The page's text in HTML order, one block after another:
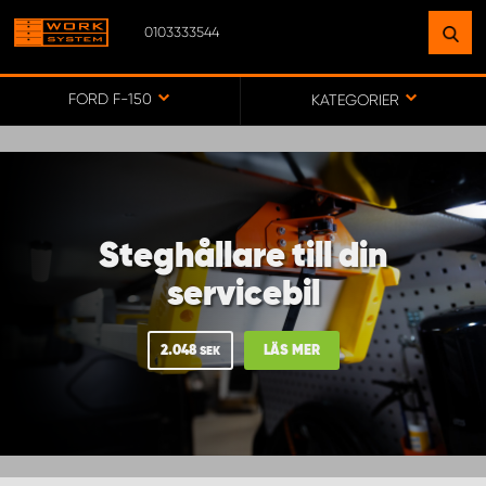
0103333544
FORD F-150 KATEGORIER
Steghållare till din
servicebil
2.048 SEK LÄS MER
HITTA EN ANLÄGGNING
NÄRA DIG
GÅ TILL KARTA
WORK SYSTEM SVERIGE
WORK SYSTEM BORÅS